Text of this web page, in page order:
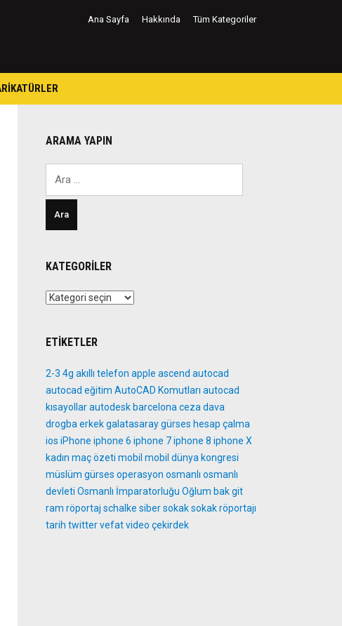
Ana Sayfa Hakkında Tüm Kategoriler
ARAMA YAPIN
KATEGORILER
Kategoriler
ETIKETLER
2-3 4g akıllı telefon apple ascend autocad
autocad eğitim AutoCAD Komutları autocad
kısayollarautodesk barcelona ceza dava
drogba erkekgalatasaraygürses hesap çalma
ios iPhone iphone 6 iphone 7iphone 8 iphone X
kadın maç özeti mobil mobil dünya kongresi
müslüm gürses operasyon osmanlı osmanlı
devleti Osmanlı İmparatorluğu Oğlum bak git
ram röportaj schalke sibersokaksokak röportajı
tarih twittervefatvideo çekirdek